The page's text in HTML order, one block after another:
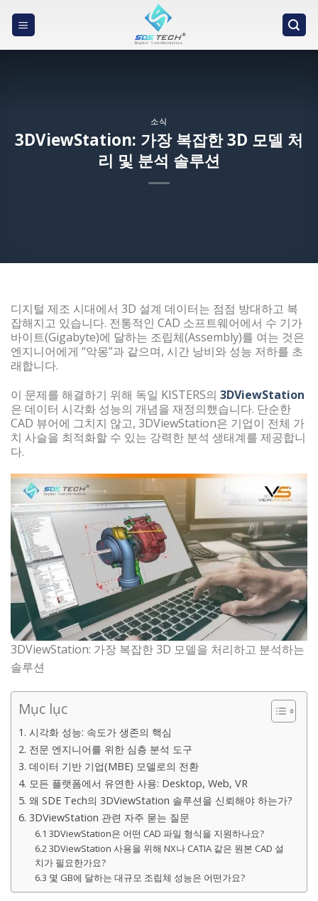
소식
3DViewStation: 가장 복잡한 3D 모델 처
리 및 분석 솔루션
디지털 제조 시대에서 3D 설계 데이터는 점점 방대하고 복
잡해지고 있습니다. 전통적인 CAD 소프트웨어에서 수 기가
바이트(Gigabyte)에 달하는 조립체(Assembly)를 여는 것은
엔지니어에게 “악몽”과 같으며, 시간 낭비와 성능 저하를 초
래합니다.
이 문제를 해결하기 위해 독일 KISTERS의 3DViewStation
은 데이터 시각화 성능의 개념을 재정의했습니다. 단순한
CAD 뷰어에 그치지 않고, 3DViewStation은 기업이 전체 가
치 사슬을 최적화할 수 있는 강력한 분석 생태계를 제공합니
다.
3DViewStation: 가장 복잡한 3D 모델을 처리하고 분석하는
솔루션
Mục lục
1. 시각화 성능: 속도가 생존의 핵심
2. 전문 엔지니어를 위한 심층 분석 도구
3. 데이터 기반 기업(MBE) 모델로의 전환
4. 모든 플랫폼에서 유연한 사용: Desktop, Web, VR
5. 왜 SDE Tech의 3DViewStation 솔루션을 신뢰해야 하는가?
6. 3DViewStation 관련 자주 묻는 질문
6.1 3DViewStation은 어떤 CAD 파일 형식을 지원하나요?
6.2 3DViewStation 사용을 위해 NX나 CATIA 같은 원본 CAD 설
치가 필요한가요?
6.3 몇 GB에 달하는 대규모 조립체 성능은 어떤가요?